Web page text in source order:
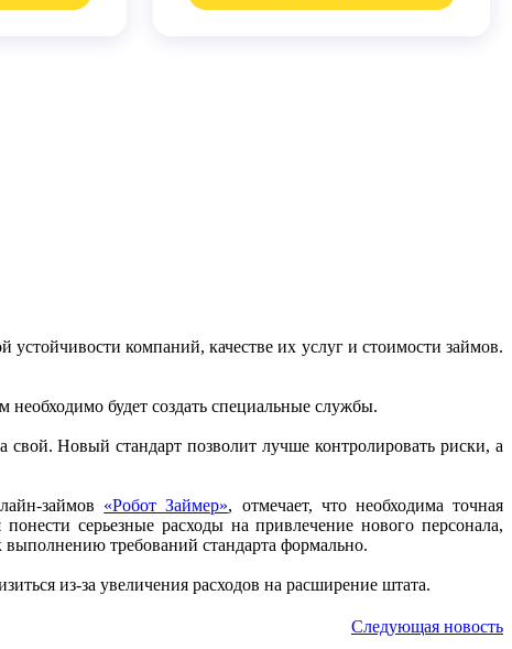
компаний, качестве их услуг и стоимости займов.
будет создать специальные службы.
Новый стандарт позволит лучше контролировать риски, а
займов «Робот Займер», отмечает, что необходима точная
серьезные расходы на привлечение нового персонала,
выполнению требований стандарта формально.
из-за увеличения расходов на расширение штата.
Следующая новость